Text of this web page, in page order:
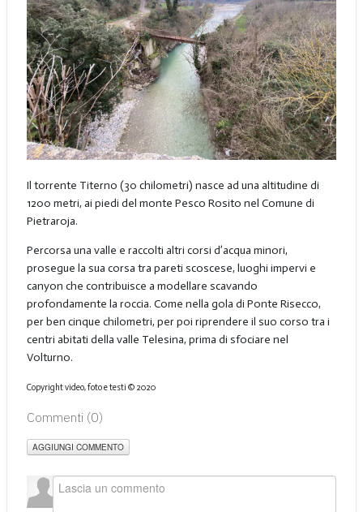
Il torrente Titerno (30 chilometri) nasce ad una altitudine di
1200 metri, ai piedi del monte Pesco Rosito nel Comune di
Pietraroja.
Percorsa una valle e raccolti altri corsi d’acqua minori,
prosegue la sua corsa tra pareti scoscese, luoghi impervi e
canyon che contribuisce a modellare scavando
profondamente la roccia. Come nella gola di Ponte Risecco,
per ben cinque chilometri, per poi riprendere il suo corso tra i
centri abitati della valle Telesina, prima di sfociare nel
Volturno.
Copyright video, foto e testi © 2020
Commenti (0)
AGGIUNGI COMMENTO